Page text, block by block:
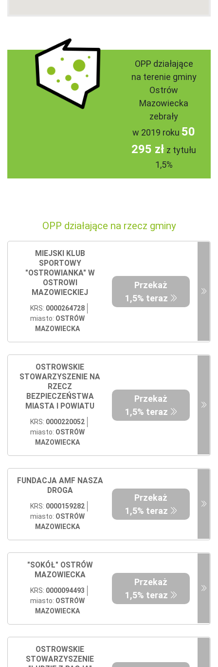
OPP działające
na terenie gminy
Ostrów
Mazowiecka
zebrały
w 2019 roku 50
295 zł z tytułu
1,5%
OPP działające na rzecz gminy
MIEJSKI KLUB
SPORTOWY
"OSTROWIANKA" W
OSTROWI
MAZOWIECKIEJ
KRS: 0000264728
miasto: OSTRÓW
MAZOWIECKA
Przekaż
1,5% teraz
OSTROWSKIE
STOWARZYSZENIE NA
RZECZ
BEZPIECZEŃSTWA
MIASTA I POWIATU
KRS: 0000220052
miasto: OSTRÓW
MAZOWIECKA
Przekaż
1,5% teraz
FUNDACJA AMF NASZA
DROGA
KRS: 0000159282
miasto: OSTRÓW
MAZOWIECKA
Przekaż
1,5% teraz
"SOKÓŁ" OSTRÓW
MAZOWIECKA
KRS: 0000094493
miasto: OSTRÓW
MAZOWIECKA
Przekaż
1,5% teraz
OSTROWSKIE
STOWARZYSZENIE